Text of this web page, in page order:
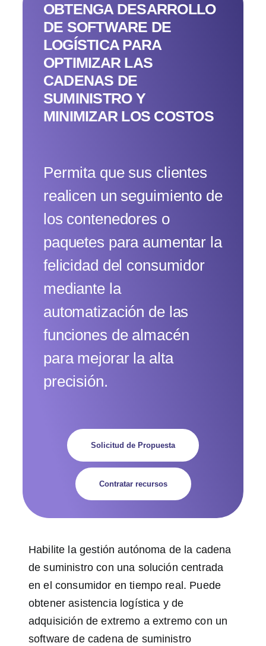
OBTENGA DESARROLLO
DE SOFTWARE DE
LOGÍSTICA PARA
OPTIMIZAR LAS
CADENAS DE
SUMINISTRO Y
MINIMIZAR LOS COSTOS
Permita que sus clientes
realicen un seguimiento de
los contenedores o
paquetes para aumentar la
felicidad del consumidor
mediante la
automatización de las
funciones de almacén
para mejorar la alta
precisión.
Solicitud de Propuesta
Contratar recursos
Habilite la gestión autónoma de la cadena
de suministro con una solución centrada
en el consumidor en tiempo real. Puede
obtener asistencia logística y de
adquisición de extremo a extremo con un
software de cadena de suministro